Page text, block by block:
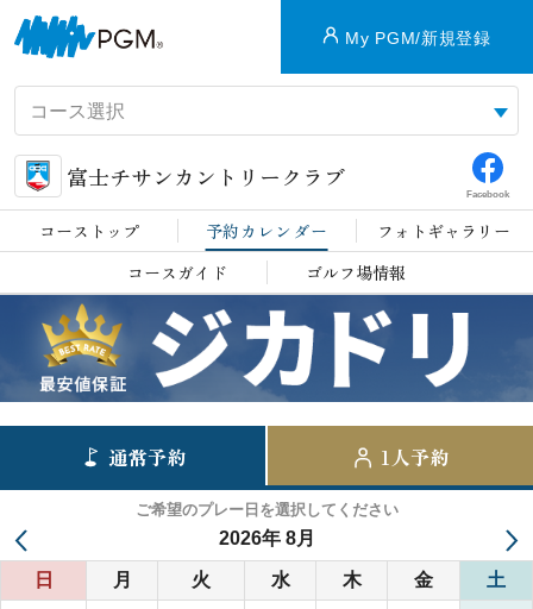
My PGM/新規登録
富士チサンカントリークラブ
Facebook
コーストップ 予約カレンダー
フォトギャラリー
コースガイド
ゴルフ場情報
通常予約 1人予約
ご希望のプレー日を選択してください
2026年 8月
日 月 火 水 木 金 土